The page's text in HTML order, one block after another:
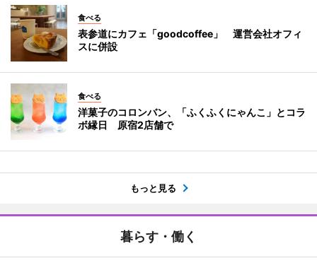
食べる
表参道にカフェ「goodcoffee」 運営会社オフィ
スに併設
食べる
洋菓子のコロンバン、「ふくふくにゃんこ」とコラ
ボ縁日 原宿2店舗で
もっと見る
暮らす・働く